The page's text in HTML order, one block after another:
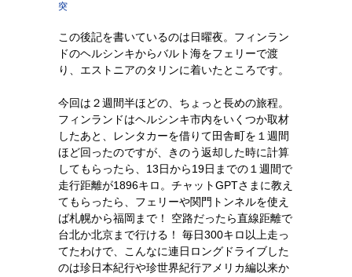
突
この後記を書いているのは日曜夜。フィンラン
ドのヘルシンキからバルト海をフェリーで渡
り、エストニアのタリンに着いたところです。
今回は２週間半ほどの、ちょっと長めの旅程。
フィンランドはヘルシンキ市内をいくつか取材
したあと、レンタカーを借りて田舎町を１週間
ほど回ったのですが、きのう返却した時に計算
してもらったら、13日から19日までの１週間で
走行距離が1896キロ。チャットGPTさまに教え
てもらったら、フェリーや関門トンネルを使え
ば札幌から福岡まで！ 空路だったら直線距離で
台北か北京まで行ける！ 毎日300キロ以上走っ
てたわけで、こんなに連日ロングドライブした
のは珍日本紀行や珍世界紀行アメリカ編以来か